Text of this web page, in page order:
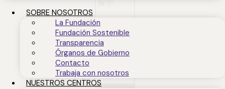
SOBRE NOSOTROS
La Fundación
Fundación Sostenible
Transparencia
Órganos de Gobierno
Contacto
Trabaja con nosotros
NUESTROS CENTROS